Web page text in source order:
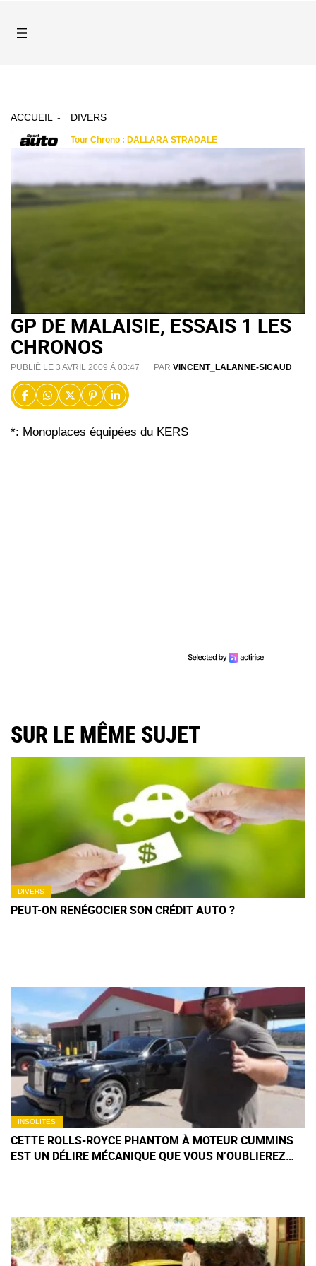
ACCUEIL DIVERS
GP DE MALAISIE, ESSAIS 1 LES
CHRONOS
PUBLIÉ LE 3 AVRIL 2009 À 03:47 PAR VINCENT_LALANNE-SICAUD
*: Monoplaces équipées du KERS
SUR LE MÊME SUJET
DIVERS
PEUT-ON RENÉGOCIER SON CRÉDIT AUTO ?
INSOLITES
CETTE ROLLS-ROYCE PHANTOM À MOTEUR CUMMINS
EST UN DÉLIRE MÉCANIQUE QUE VOUS N’OUBLIEREZ